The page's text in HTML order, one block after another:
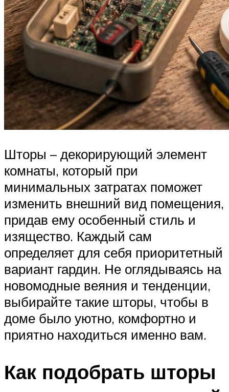
Шторы – декорирующий элемент
комнаты, который при
минимальных затратах поможет
изменить внешний вид помещения,
придав ему особенный стиль и
изящество. Каждый сам
определяет для себя приоритетный
вариант гардин. Не оглядываясь на
новомодные веяния и тенденции,
выбирайте такие шторы, чтобы в
доме было уютно, комфортно и
приятно находиться именно вам.
Как подобрать шторы